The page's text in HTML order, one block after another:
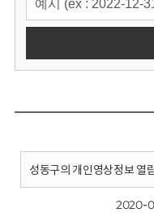
성동구의 개인영상정보 열
2020-